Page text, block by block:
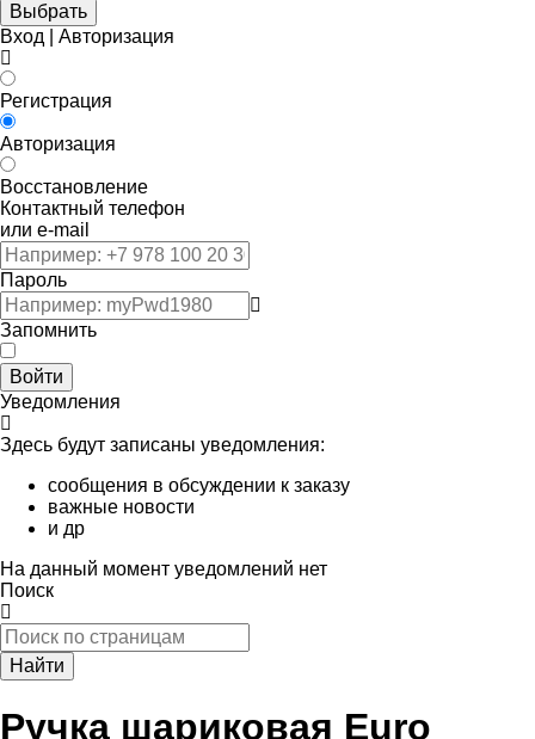
Выбрать
Вход | Авторизация
Регистрация
Авторизация
Восстановление
Контактный телефон
или e-mail
Пароль
Запомнить
Войти
Уведомления
Здесь будут записаны уведомления:
сообщения в обсуждении к заказу
важные новости
и др
На данный момент уведомлений нет
Поиск
Найти
Ручка шариковая Euro